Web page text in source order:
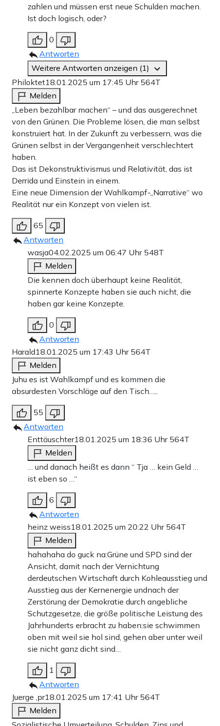
zahlen und müssen erst neue Schulden machen.
Ist doch logisch, oder?
0
Antworten
Weitere Antworten anzeigen (1)
Philoktet18.01.2025 um 17:45 Uhr 564T
Melden
„Leben bezahlbar machen“ – und das ausgerechnet
von den Grünen. Die Probleme lösen, die man selbst
konstruiert hat. In der Zukunft zu verbessern, was die
Grünen selbst in der Vergangenheit verschlechtert
haben.
Das ist Dekonstruktivismus und Relativität, das ist
Derrida und Einstein in einem.
Eine neue Dimension der Wahlkampf-„Narrative“ wo
Realität nur ein Konzept von vielen ist.
65
Antworten
wasja04.02.2025 um 06:47 Uhr 548T
Melden
Die kennen doch überhaupt keine Realität,
spinnerte Konzepte haben sie auch nicht, die
haben gar keine Konzepte.
0
Antworten
Harald18.01.2025 um 17:43 Uhr 564T
Melden
Juhu es ist Wahlkampf und es kommen die
absurdesten Vorschläge auf den Tisch…..
55
Antworten
Enttäuschter18.01.2025 um 18:36 Uhr 564T
Melden
… und danach heißt es dann “ Tja … kein Geld …
ist eben so …“
6
Antworten
heinz weiss18.01.2025 um 20:22 Uhr 564T
Melden
hahahaha do guck na:Grüne und SPD sind der
Ansicht, damit nach der Vernichtung
derdeutschen Wirtschaft durch Kohleausstieg und
Ausstieg aus der Kernenergie undnach der
Zerstörung der Demokratie durch angebliche
Schutzgesetze, die größe politische Leistung des
Jahrhunderts erbracht zu haben:sie schwimmen
oben mit weil sie hol sind, gehen aber unter weil
sie nicht ganz dicht sind…
1
Antworten
Juerge ,pr18.01.2025 um 17:41 Uhr 564T
Melden